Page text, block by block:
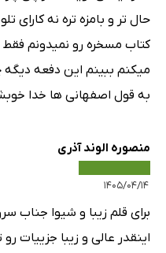
حال تر و بامزه تره نه کارای
کتاب مسخره رو نمیدونم
میکنم ببینم این دفعه دیگه
به قول اصفهانی ها خدا
منصوره الوند آذری
۱۴۰۵/۰۴/۱۴
برای قلم زیبا و شیوا
اینقدر عالی و زیبا جزییات